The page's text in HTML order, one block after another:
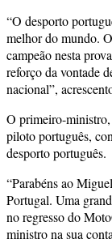
“O desporto
melhor do mundo.
campeão nesta
reforço da vontade
nacional”,
O primeiro-
piloto português,
desporto português.
“Parabéns ao
Portugal. Uma
no regresso do
ministro na sua